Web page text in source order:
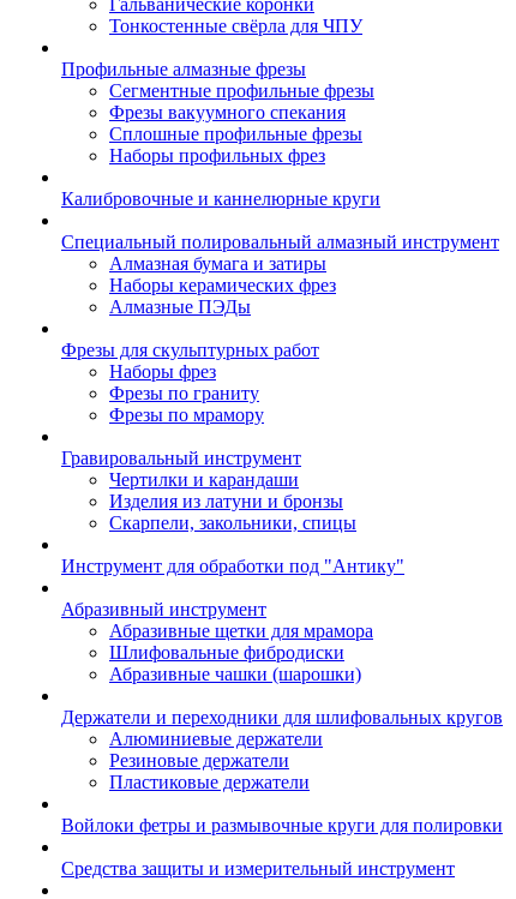
Гальванические коронки
Тонкостенные свёрла для ЧПУ
Профильные алмазные фрезы
Сегментные профильные фрезы
Фрезы вакуумного спекания
Сплошные профильные фрезы
Наборы профильных фрез
Калибровочные и каннелюрные круги
Специальный полировальный алмазный инструмент
Алмазная бумага и затиры
Наборы керамических фрез
Алмазные ПЭДы
Фрезы для скульптурных работ
Наборы фрез
Фрезы по граниту
Фрезы по мрамору
Гравировальный инструмент
Чертилки и карандаши
Изделия из латуни и бронзы
Скарпели, закольники, спицы
Инструмент для обработки под "Антику"
Абразивный инструмент
Абразивные щетки для мрамора
Шлифовальные фибродиски
Абразивные чашки (шарошки)
Держатели и переходники для шлифовальных кругов
Алюминиевые держатели
Резиновые держатели
Пластиковые держатели
Войлоки фетры и размывочные круги для полировки
Средства защиты и измерительный инструмент